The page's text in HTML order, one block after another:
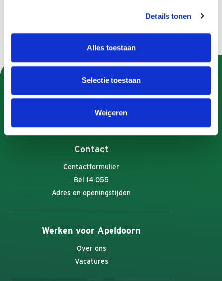
Details tonen
Alles toestaan
Selectie toestaan
Weigeren
U kunt Gemeente Apeldoorn ook volgen op:
Contact
Contactformulier
Bel 14 055
Adres en openingstijden
Werken voor Apeldoorn
Over ons
Vacatures